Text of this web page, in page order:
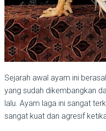
Sejarah awal ayam ini
yang sudah dikembangkan
lalu. Ayam laga ini sangat
sangat kuat dan agresif